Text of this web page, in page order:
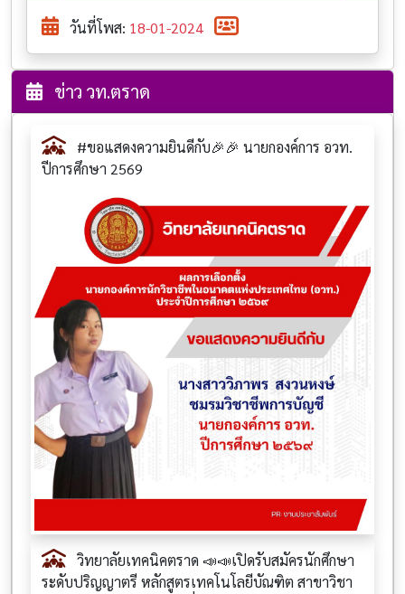
วันที่โพส: 18-01-2024
ข่าว วท.ตราด
#ขอแสดงความยินดีกับ🎉🎉 นายกองค์การ อวท.
ปีการศึกษา 2569
วิทยาลัยเทคนิคตราด 📣📣เปิดรับสมัครนักศึกษา
ระดับปริญญาตรี หลักสูตรเทคโนโลยีบัณฑิต สาขาวิชา